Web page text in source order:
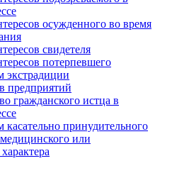
осужденного во время
свидетеля
потерпевшего
экстрадиции
предприятий
гражданского истца в
касательно принудительного
или